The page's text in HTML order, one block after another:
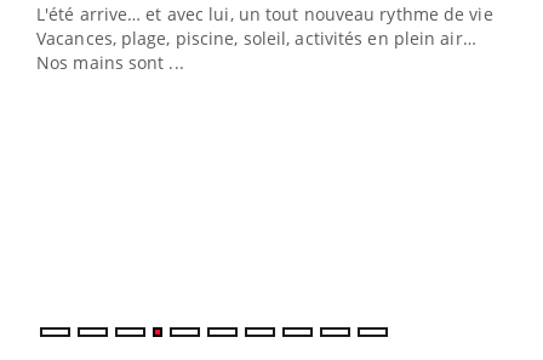
L'été arrive… et avec lui, un tout nouveau rythme de vie !
Vacances, plage, piscine, soleil, activités en plein air…
Nos mains sont ...